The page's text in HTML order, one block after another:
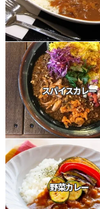
スパイスカレー
野菜カレー